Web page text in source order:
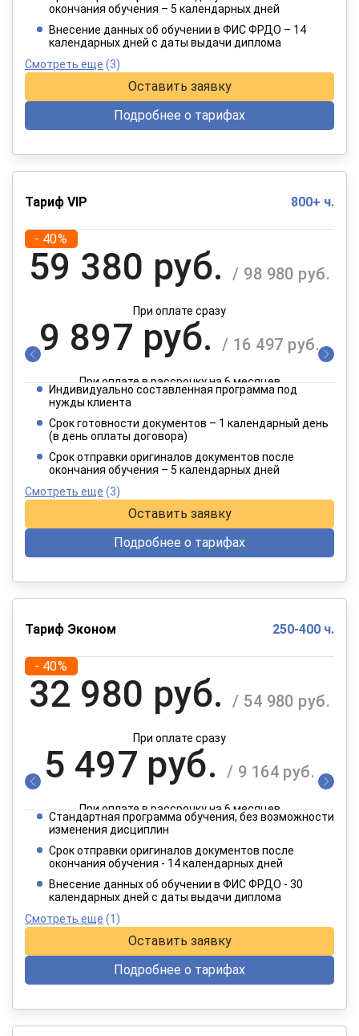
При оплате в рассрочку на 12 месяцев
окончания обучения – 5 календарных дней
Внесение данных об обучении в ФИС ФРДО – 14
календарных дней с даты выдачи диплома
Смотреть еще (3)
Оставить заявку
Подробнее о тарифах
Тариф VIP 800+ ч.
- 40%
59 380 руб. / 98 980 руб.
При оплате сразу
9 897 руб. / 16 497 руб.
При оплате в рассрочку на 6 месяцев
4 949 руб. / 8 249 руб.
При оплате в рассрочку на 12 месяцев
Индивидуально составленная программа под
нужды клиента
Срок готовности документов – 1 календарный день
(в день оплаты договора)
Срок отправки оригиналов документов после
окончания обучения – 5 календарных дней
Смотреть еще (3)
Оставить заявку
Подробнее о тарифах
Тариф Эконом 250-400 ч.
- 40%
32 980 руб. / 54 980 руб.
При оплате сразу
5 497 руб. / 9 164 руб.
При оплате в рассрочку на 6 месяцев
2 749 руб.
При оплате в рассрочку на 12 месяцев
Стандартная программа обучения, без возможности
изменения дисциплин
Срок отправки оригиналов документов после
окончания обучения - 14 календарных дней
Внесение данных об обучении в ФИС ФРДО - 30
календарных дней с даты выдачи диплома
Смотреть еще (1)
Оставить заявку
Подробнее о тарифах